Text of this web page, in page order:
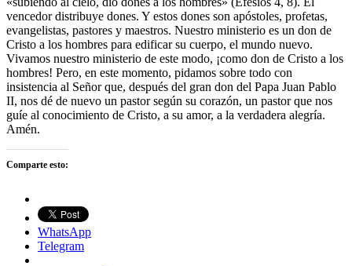
vencedor distribuye dones. Y estos dones son apóstoles, profetas,
evangelistas, pastores y maestros. Nuestro ministerio es un don de
Cristo a los hombres para edificar su cuerpo, el mundo nuevo.
Vivamos nuestro ministerio de este modo, ¡como don de Cristo a los
hombres! Pero, en este momento, pidamos sobre todo con
insistencia al Señor que, después del gran don del Papa Juan Pablo
II, nos dé de nuevo un pastor según su corazón, un pastor que nos
guíe al conocimiento de Cristo, a su amor, a la verdadera alegría.
Amén.
Comparte esto:
WhatsApp
Telegram